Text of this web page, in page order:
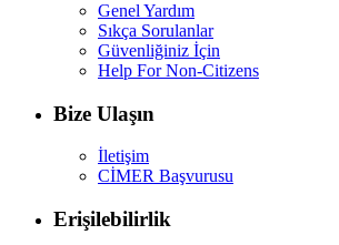
Genel Yardım
Sıkça Sorulanlar
Güvenliğiniz İçin
Help For Non-Citizens
Bize Ulaşın
İletişim
CİMER Başvurusu
Erişilebilirlik